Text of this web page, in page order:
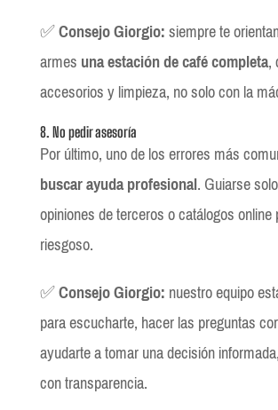
✅Consejo Giorgio:siempre te
armesuna estación de café completa,
accesorios y limpieza, no solo con la
8. No pedir asesoría
Por último, uno de los errores más
buscar ayuda profesional. Guiarse
opiniones de terceros o catálogos
riesgoso.
✅Consejo Giorgio:nuestro equipo
para escucharte, hacer las preguntas
ayudarte a tomar una decisión
con transparencia.